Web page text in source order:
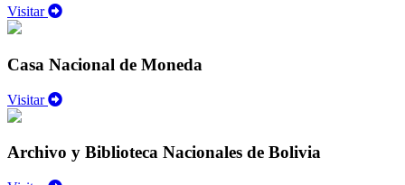
Visitar
Casa Nacional de Moneda
Visitar
Archivo y Biblioteca Nacionales de Bolivia